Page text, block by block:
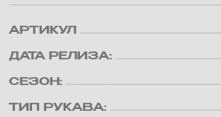
АРТИКУЛ
ДАТА РЕЛИЗА:
СЕЗОН:
ТИП РУКАВА: